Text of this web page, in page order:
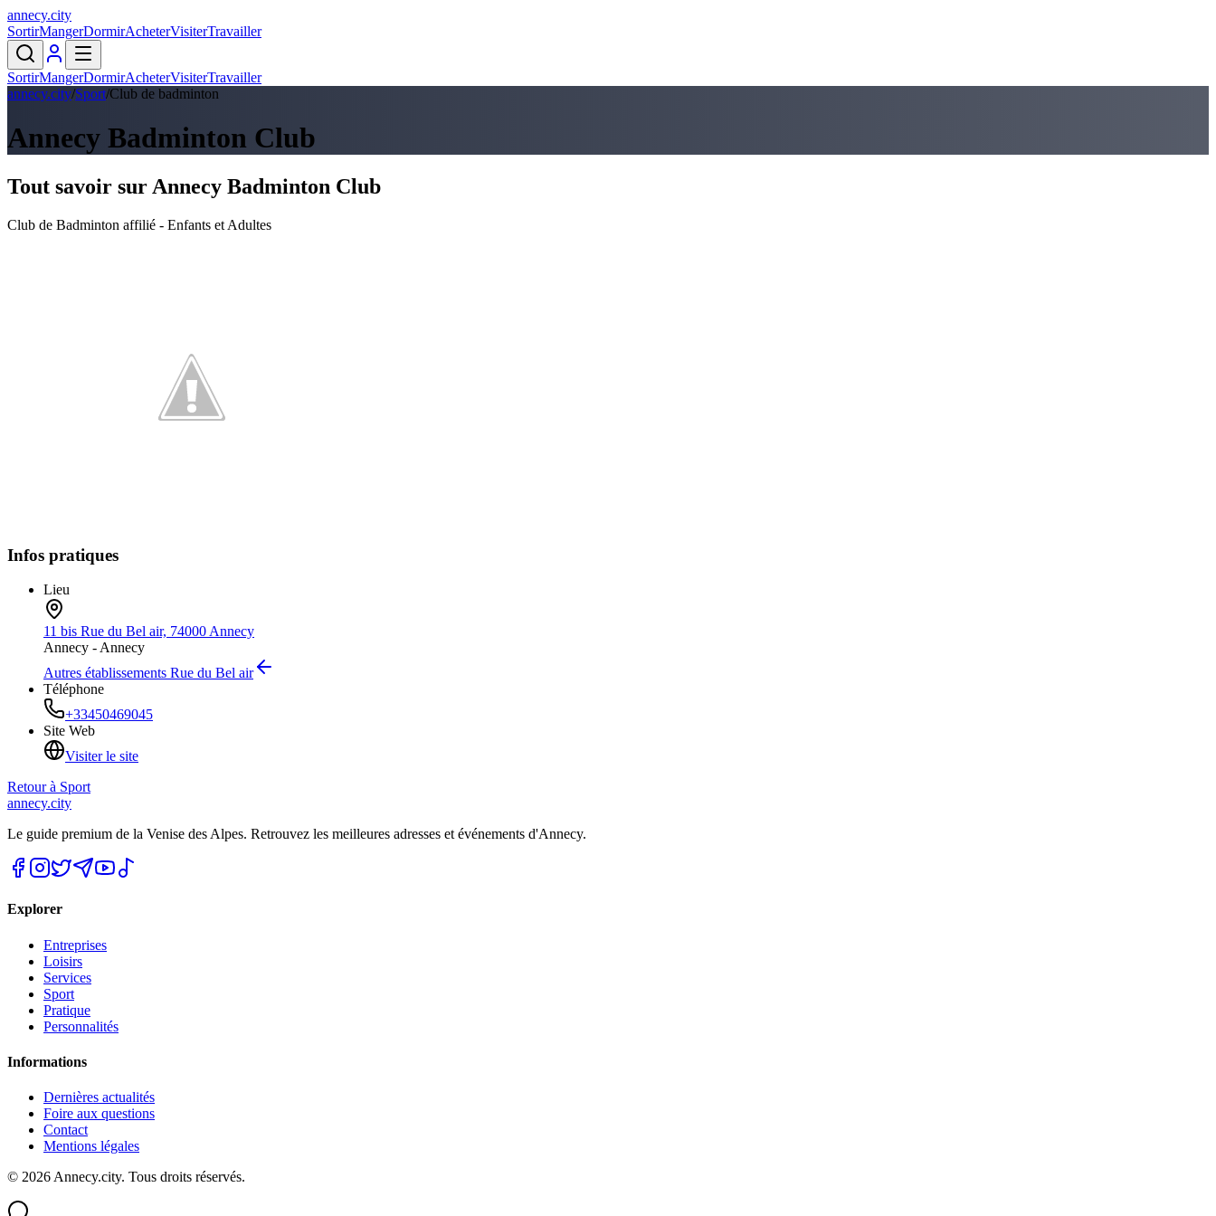
annecy.city
SortirMangerDormirAcheterVisiterTravailler
SortirMangerDormirAcheterVisiterTravailler
annecy.city/Sport/Club de badminton
Annecy Badminton Club
Tout savoir sur Annecy Badminton Club
Club de Badminton affilié - Enfants et Adultes
Infos pratiques
Lieu
11 bis Rue du Bel air, 74000 Annecy
Annecy - Annecy
Autres établissements Rue du Bel air
Téléphone
+33450469045
Site Web
Visiter le site
Retour à Sport
annecy.city
Le guide premium de la Venise des Alpes. Retrouvez les meilleures adresses et événements d'Annecy.
Explorer
Entreprises
Loisirs
Services
Sport
Pratique
Personnalités
Informations
Dernières actualités
Foire aux questions
Contact
Mentions légales
© 2026 Annecy.city. Tous droits réservés.